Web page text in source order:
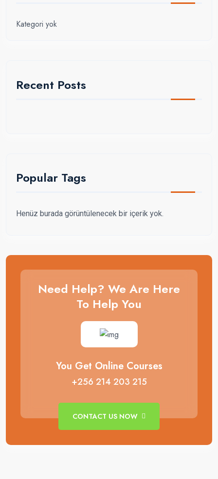
Kategori yok
Recent Posts
Popular Tags
Henüz burada görüntülenecek bir içerik yok.
Need Help? We Are Here
To Help You
You Get Online Courses
+256 214 203 215
CONTACT US NOW